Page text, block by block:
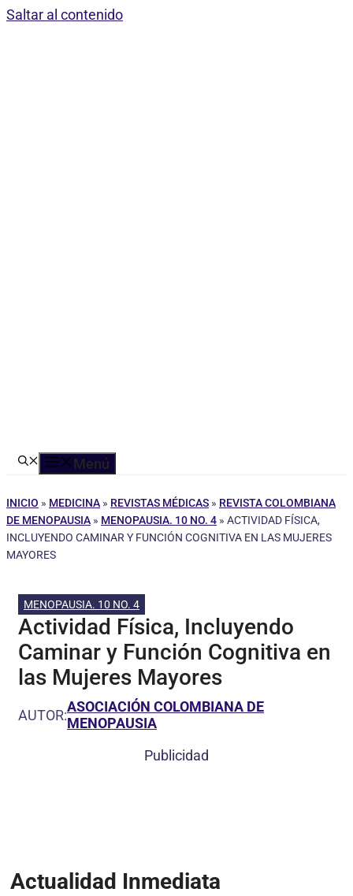
Saltar al contenido
Menú
INICIO » MEDICINA » REVISTAS MÉDICAS » REVISTA COLOMBIANA
DE MENOPAUSIA » MENOPAUSIA. 10 NO. 4 » ACTIVIDAD FÍSICA,
INCLUYENDO CAMINAR Y FUNCIÓN COGNITIVA EN LAS MUJERES
MAYORES
MENOPAUSIA. 10 NO. 4
Actividad Física, Incluyendo
Caminar y Función Cognitiva en
las Mujeres Mayores
AUTOR:ASOCIACIÓN COLOMBIANA DE
MENOPAUSIA
Publicidad
Actualidad Inmediata